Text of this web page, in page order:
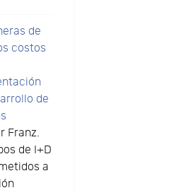
de
costos
de
Franz.
de I+D
a